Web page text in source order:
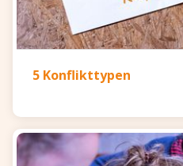
5 Konflikttypen